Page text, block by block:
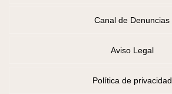
Canal de Denuncias
Aviso Legal
Política de privacidad